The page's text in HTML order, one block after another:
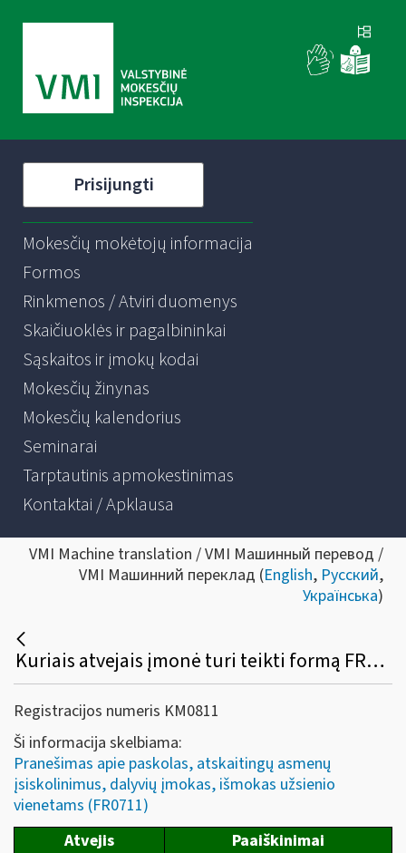
Prisijungti
Mokesčių mokėtojų informacija
Formos
Rinkmenos / Atviri duomenys
Skaičiuoklės ir pagalbininkai
Sąskaitos ir įmokų kodai
Mokesčių žinynas
Mokesčių kalendorius
Seminarai
Tarptautinis apmokestinimas
Kontaktai / Apklausa
VMI Machine translation / VMI Машинный перевод /
VMI Машинний переклад (English, Русский,
Українська)
Kuriais atvejais įmonė turi teikti formą FR0711?
Registracijos numeris KM0811
Ši informacija skelbiama:
Pranešimas apie paskolas, atskaitingų asmenų
įsiskolinimus, dalyvių įmokas, išmokas užsienio
vienetams (FR0711)
Atvejis
Paaiškinimai